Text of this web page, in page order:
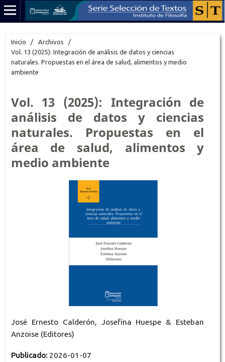
Inicio / Archivos
/
Vol. 13 (2025): Integración de análisis de datos y ciencias
naturales. Propuestas en el área de salud, alimentos y medio
ambiente
Vol. 13 (2025): Integración de
análisis de datos y ciencias
naturales. Propuestas en el
área de salud, alimentos y
medio ambiente
José Ernesto Calderón, Josefina Huespe & Esteban
Anzoise (Editores)
Publicado: 2026-01-07